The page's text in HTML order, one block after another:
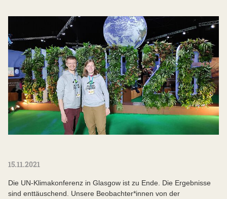
15.11.2021
Die UN-Klimakonferenz in Glasgow ist zu Ende. Die Ergebnisse
sind enttäuschend. Unsere Beobachter*innen von der